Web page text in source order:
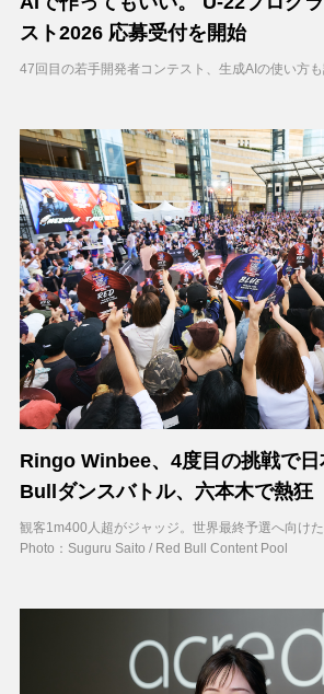
スト2026 応募受付を開始
47回目の若手開発者コンテスト、生成AIの使い方
Ringo Winbee、4度目の挑戦で日
Bullダンスバトル、六本木で熱狂
観客1m400人超がジャッジ。世界最終予選へ向け
Photo：Suguru Saito / Red Bull Content Pool